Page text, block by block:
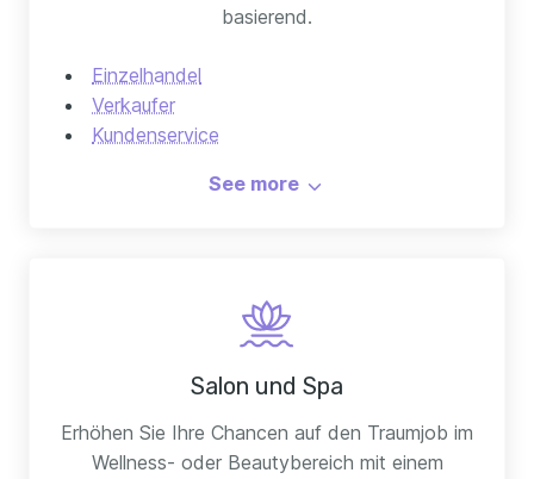
basierend.
Einzelhandel
Verkaufer
Kundenservice
See more
Salon und Spa
Erhöhen Sie Ihre Chancen auf den Traumjob im
Wellness- oder Beautybereich mit einem